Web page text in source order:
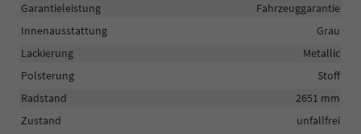
Garantieleistung
Fahrzeuggarantie
Innenausstattung
Grau
Lackierung
Metallic
Polsterung
Stoff
Radstand
2651 mm
Zustand
unfallfrei